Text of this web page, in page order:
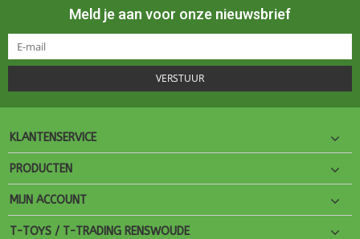
Meld je aan voor onze nieuwsbrief
VERSTUUR
KLANTENSERVICE
PRODUCTEN
MIJN ACCOUNT
T-TOYS / T-TRADING RENSWOUDE